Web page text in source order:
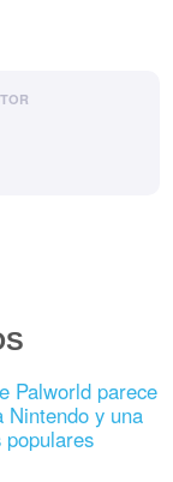
Palworld parece
Nintendo y una
populares